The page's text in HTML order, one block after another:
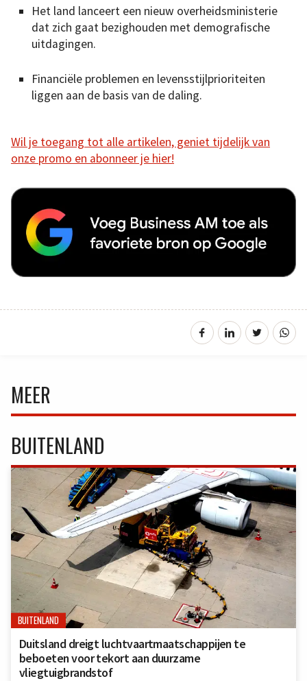
Het land lanceert een nieuw overheidsministerie
dat zich gaat bezighouden met demografische
uitdagingen.
Financiële problemen en levensstijlprioriteiten
liggen aan de basis van de daling.
Wil je toegang tot alle artikelen, geniet tijdelijk van
onze promo en abonneer je hier!
MEER
BUITENLAND
BUITENLAND
Duitsland dreigt luchtvaartmaatschappijen te
beboeten voor tekort aan duurzame
vliegtuigbrandstof